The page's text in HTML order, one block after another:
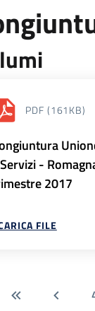
PDF (161KB)
-
2017
FILE